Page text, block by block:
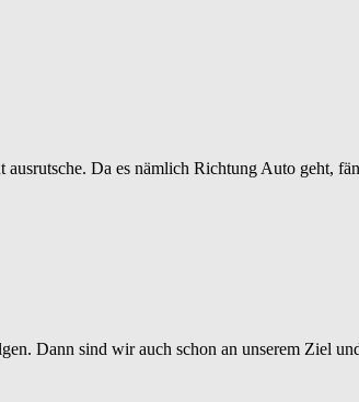
Da es nämlich Richtung Auto geht,
Dann sind wir auch schon an unserem Ziel